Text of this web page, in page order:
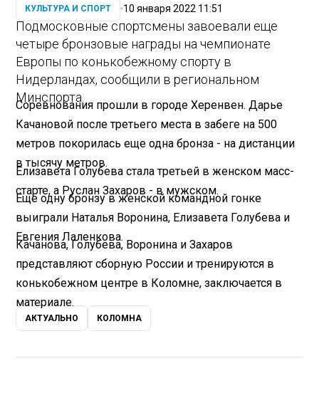
КУЛЬТУРА И СПОРТ 10 января 2022 11:51
Подмосковные спортсмены завоевали еще
четыре бронзовые награды на чемпионате
Европы по конькобежному спорту в
Нидерландах, сообщили в региональном
Минспорта.
Соревнования прошли в городе Херенвен. Дарье
Качановой после третьего места в забеге на 500
метров покорилась еще одна бронза - на дистанции
в тысячу метров.
Елизавета Голубева стала третьей в женском масс-
старте, а Руслан Захаров - в мужском.
Еще одну бронзу в женской командной гонке
выиграли Наталья Воронина, Елизавета Голубева и
Евгения Лаленкова.
Качанова, Голубева, Воронина и Захаров
представляют сборную России и тренируются в
конькобежном центре в Коломне, заключается в
материале.
АКТУАЛЬНО КОЛОМНА